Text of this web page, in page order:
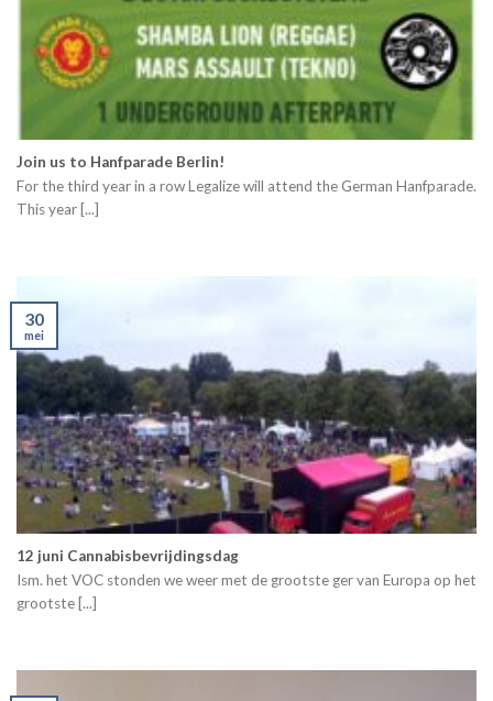
Join us to Hanfparade Berlin!
For the third year in a row Legalize will attend the German Hanfparade.
This year [...]
12 juni Cannabisbevrijdingsdag
Ism. het VOC stonden we weer met de grootste ger van Europa op het
grootste [...]
30
mei